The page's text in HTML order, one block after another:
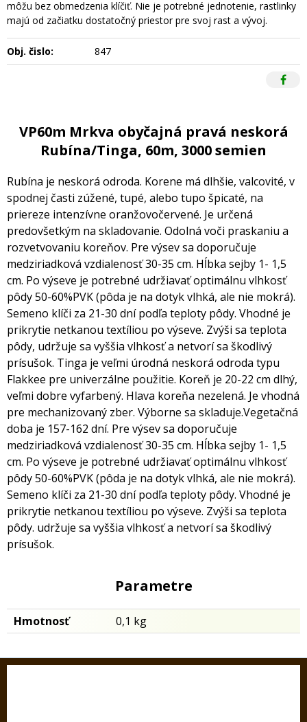
môžu bez obmedzenia klíčiť. Nie je potrebné jednotenie, rastlinky
majú od začiatku dostatočný priestor pre svoj rast a vývoj.
Obj. čislo: 847
VP60m Mrkva obyčajná pravá neskorá
Rubína/Tinga, 60m, 3000 semien
Rubína je neskorá odroda. Korene má dlhšie, valcovité, v
spodnej časti zúžené, tupé, alebo tupo špicaté, na
priereze intenzívne oranžovočervené. Je určená
predovšetkým na skladovanie. Odolná voči praskaniu a
rozvetvovaniu koreňov. Pre výsev sa doporučuje
medziriadková vzdialenosť 30-35 cm. Hĺbka sejby 1- 1,5
cm. Po výseve je potrebné udržiavať optimálnu vlhkosť
pôdy 50-60%PVK (pôda je na dotyk vlhká, ale nie mokrá).
Semeno klíči za 21-30 dní podľa teploty pôdy. Vhodné je
prikrytie netkanou textíliou po výseve. Zvýši sa teplota
pôdy, udržuje sa vyššia vlhkosť a netvorí sa škodlivý
prísušok. Tinga je veľmi úrodná neskorá odroda typu
Flakkee pre univerzálne použitie. Koreň je 20-22 cm dlhý,
veľmi dobre vyfarbený. Hlava koreňa nezelená. Je vhodná
pre mechanizovaný zber. Výborne sa skladuje.Vegetačná
doba je 157-162 dní. Pre výsev sa doporučuje
medziriadková vzdialenosť 30-35 cm. Hĺbka sejby 1- 1,5
cm. Po výseve je potrebné udržiavať optimálnu vlhkosť
pôdy 50-60%PVK (pôda je na dotyk vlhká, ale nie mokrá).
Semeno klíči za 21-30 dní podľa teploty pôdy. Vhodné je
prikrytie netkanou textíliou po výseve. Zvýši sa teplota
pôdy. udržuje sa vyššia vlhkosť a netvorí sa škodlivý
prísušok.
Parametre
Hmotnosť 0,1 kg